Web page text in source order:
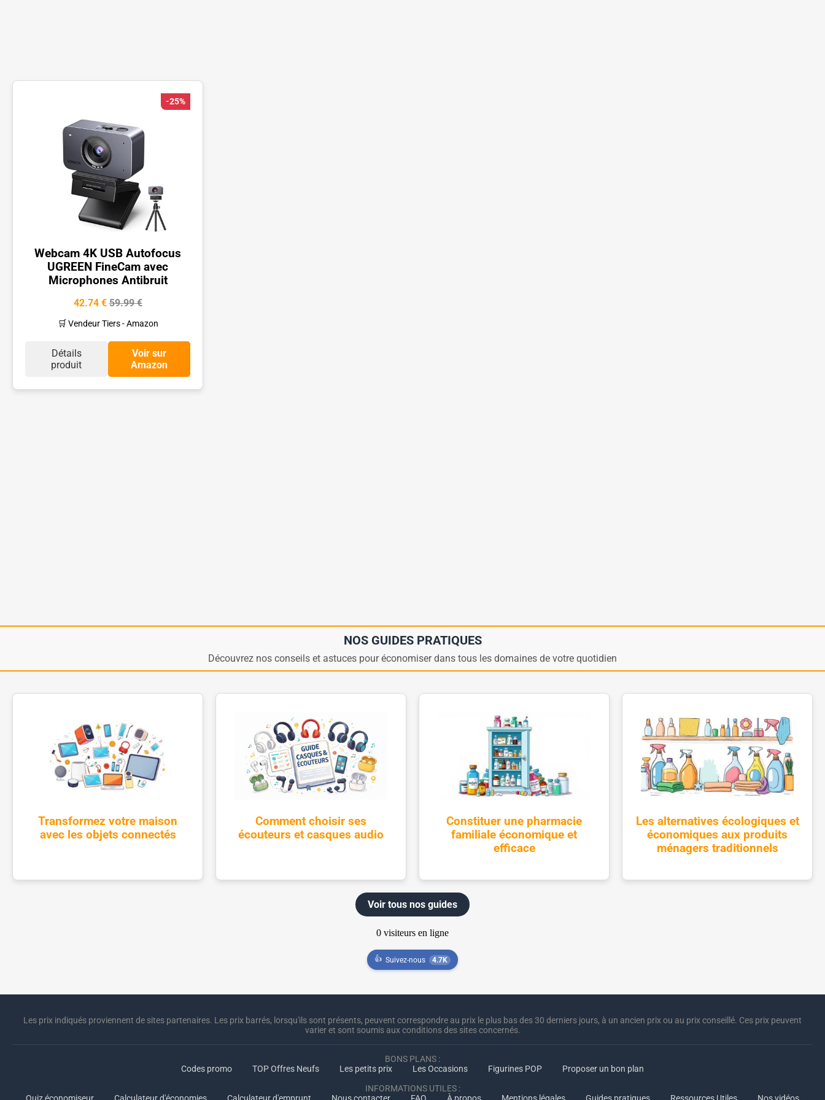
-25%
Webcam 4K USB Autofocus
UGREEN FineCam avec
Microphones Antibruit
42.74 €59.99 €
🛒 Vendeur Tiers - Amazon
Détails
produit
Voir sur
Amazon
NOS GUIDES PRATIQUES
Découvrez nos conseils et astuces pour économiser dans tous les domaines de votre quotidien
Transformez votre maison
avec les objets connectés
Comment choisir ses
écouteurs et casques audio
Constituer une pharmacie
familiale économique et
efficace
Les alternatives écologiques et
économiques aux produits
ménagers traditionnels
Voir tous nos guides
👍 Suivez-nous 4.7K
Les prix indiqués proviennent de sites partenaires. Les prix barrés, lorsqu'ils sont présents, peuvent correspondre au prix le plus bas des 30 derniers jours, à un ancien prix ou au prix conseillé. Ces prix peuvent
varier et sont soumis aux conditions des sites concernés.
BONS PLANS :
Codes promo
TOP Offres Neufs Les petits prix Les Occasions Figurines POP
Proposer un bon plan
INFORMATIONS UTILES :